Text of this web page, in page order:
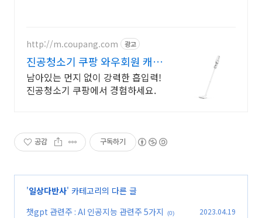
http://m.coupang.com 광고
진공청소기 쿠팡 와우회원 캐시
적립 혜택
남아있는 먼지 없이 강력한 흡입력!
진공청소기 쿠팡에서 경험하세요.
공감 구독하기
'일상다반사' 카테고리의 다른 글
챗gpt 관련주 : AI 인공지능 관련주 5가지
(0) 2023.04.19